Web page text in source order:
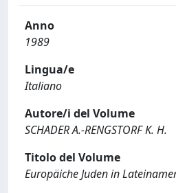
Anno
1989
Lingua/e
Italiano
Autore/i del Volume
SCHADER A.-RENGSTORF K. H.
Titolo del Volume
Europäiche Juden in